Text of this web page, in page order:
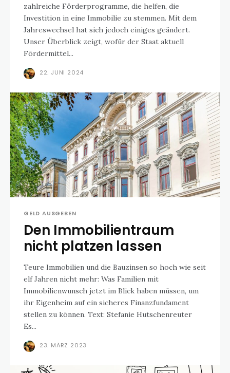
zahlreiche Förderprogramme, die helfen, die
Investition in eine Immobilie zu stemmen. Mit dem
Jahreswechsel hat sich jedoch einiges geändert.
Unser Überblick zeigt, wofür der Staat aktuell
Fördermittel...
22. JUNI 2024
GELD AUSGEBEN
Den Immobilientraum
nicht platzen lassen
Teure Immobilien und die Bauzinsen so hoch wie seit
elf Jahren nicht mehr: Was Familien mit
Immobilienwunsch jetzt im Blick haben müssen, um
ihr Eigenheim auf ein sicheres Finanzfundament
stellen zu können. Text: Stefanie Hutschenreuter
Es...
23. MÄRZ 2023